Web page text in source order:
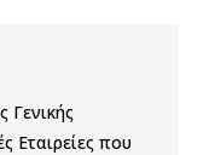
Γενικής
Εταιρείες που